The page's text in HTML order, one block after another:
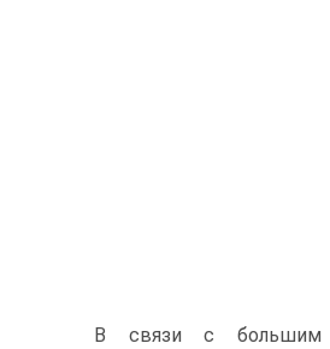
В связи с большим